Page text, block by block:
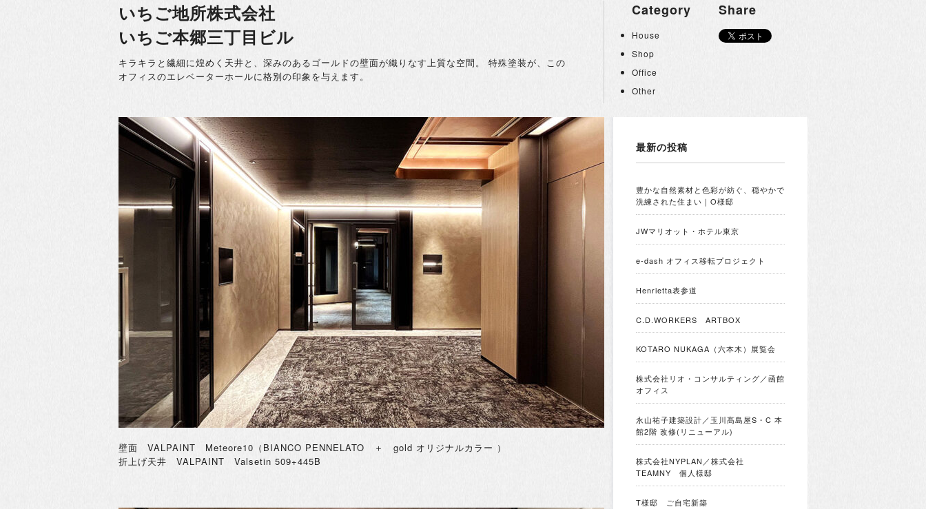
いちご地所株式会社
いちご本郷三丁目ビル
キラキラと繊細に煌めく天井と、深みのあるゴールドの壁面が織りなす上質な空間。 特殊塗装が、この
オフィスのエレベーターホールに格別の印象を与えます。
Category
House
Shop
Office
Other
Share
壁面 VALPAINT Meteore10（BIANCO PENNELATO ＋ gold オリジナルカラー ）
折上げ天井 VALPAINT Valsetin 509+445B
最新の投稿
豊かな自然素材と色彩が紡ぐ、穏やかで
洗練された住まい｜O様邸
JWマリオット・ホテル東京
e-dash オフィス移転プロジェクト
Henrietta表参道
C.D.WORKERS ARTBOX
KOTARO NUKAGA（六本木）展覧会
株式会社リオ・コンサルティング／函館
オフィス
永山祐子建築設計／玉川髙島屋S・C 本
館2階 改修(リニューアル)
株式会社NYPLAN／株式会社
TEAMNY 個人様邸
T様邸 ご自宅新築